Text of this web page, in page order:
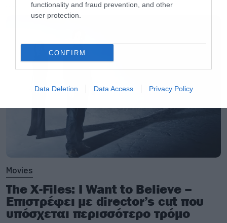
functionality and fraud prevention, and other
user protection.
CONFIRM
Data Deletion Data Access Privacy Policy
Movies
The X-Files: I Want to Believe –
Επιστρέφει με director’s cut που
υπόσχεται περισσότερο τρόμο